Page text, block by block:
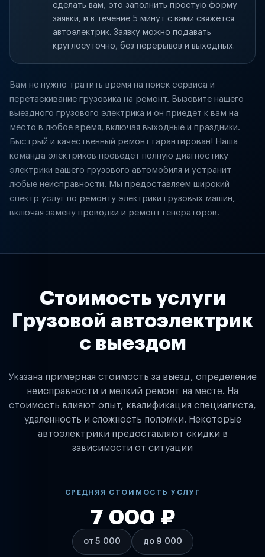
сделать вам, это заполнить простую форму
заявки, и в течение 5 минут с вами свяжется
автоэлектрик. Заявку можно подавать
круглосуточно, без перерывов и выходных.
Вам не нужно тратить время на поиск сервиса и
перетаскивание грузовика на ремонт. Вызовите нашего
выездного грузового электрика и он приедет к вам на
место в любое время, включая выходные и праздники.
Быстрый и качественный ремонт гарантирован! Наша
команда электриков проведет полную диагностику
электрики вашего грузового автомобиля и устранит
любые неисправности. Мы предоставляем широкий
спектр услуг по ремонту электрики грузовых машин,
включая замену проводки и ремонт генераторов.
Стоимость услуги
Грузовой автоэлектрик
с выездом
Указана примерная стоимость за выезд, определение
неисправности и мелкий ремонт на месте. На
стоимость влияют опыт, квалификация специалиста,
удаленность и сложность поломки. Некоторые
автоэлектрики предоставляют скидки в
зависимости от ситуации
СРЕДНЯЯ СТОИМОСТЬ УСЛУГ
от 5 000
7 000 ₽
до 9 000